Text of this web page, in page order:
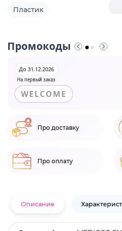
Пластик
Промокоды
На первый заказ
До 31.12.2026
WELCOME
Про доставку
Про оплату
Описание